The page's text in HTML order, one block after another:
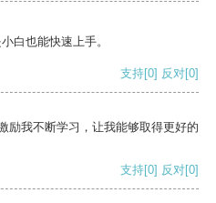
白也能快速上手。
支持[0] 反对[0]
励我不断学习，让我能够取得更好的
支持[0] 反对[0]